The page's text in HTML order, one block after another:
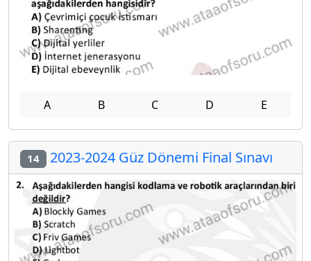
A B C D E
14 2023-2024 Güz Dönemi Final Sınavı